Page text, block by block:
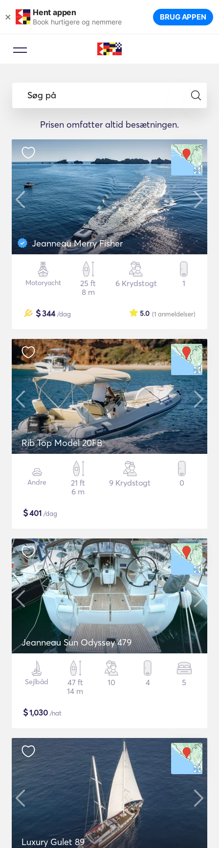
× Hent appen
Book hurtigere og nemmere BRUG APPEN
Søg på
Prisen omfatter altid besætningen.
Jeanneau Merry Fisher
Motoryacht
25 ft
8 m
6 Krydstogt 1
$344/dag (1 anmeldelser)
5.0
Rib Top Model 20FB
Andre
21 ft
6 m
9 Krydstogt 0
$401 /dag
Jeanneau Sun Odyssey 479
Sejlbåd
47 ft
14 m
10 4 5
$1,030 /nat
Luxury Gulet 89